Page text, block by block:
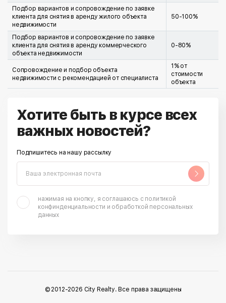
Подбор вариантов и сопровождение по заявке
клиента для снятия в аренду жилого объекта
недвижимости
50-100%
Подбор вариантов и сопровождение по заявке
клиента для снятия в аренду коммерческого
объекта недвижимости
0-80%
Сопровождение и подбор объекта
недвижимости с рекомендацией от специалиста
1% от
стоимости
объекта
Хотите быть в курсе всех
важных новостей?
Подпишитесь на нашу рассылку
нажимая на кнопку, я соглашаюсь с политикой
конфинденциальности и обработкой персональных
данных
© 2012-2026 City Realty. Все права защищены